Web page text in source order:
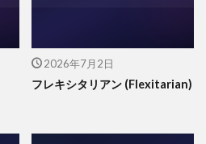
2026年7月2日
フレキシタリアン (Flexitarian)